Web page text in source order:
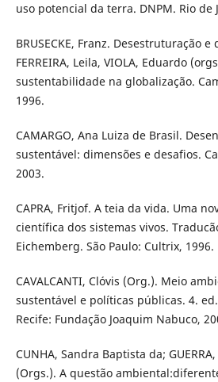
uso potencial da terra. DNPM. Rio de
BRUSECKE, Franz. Desestruturação
FERREIRA, Leila, VIOLA, Eduardo
sustentabilidade na globalização.
1996.
CAMARGO, Ana Luiza de Brasil.
sustentável: dimensões e desafios.
2003.
CAPRA, Fritjof. A teia da vida. Uma
científica dos sistemas vivos.
Eichemberg. São Paulo: Cultrix, 1996.
CAVALCANTI, Clóvis (Org.). Meio
sustentável e políticas públicas. 4.
Recife: Fundação Joaquim Nabuco,
CUNHA, Sandra Baptista da;
(Orgs.). A questão